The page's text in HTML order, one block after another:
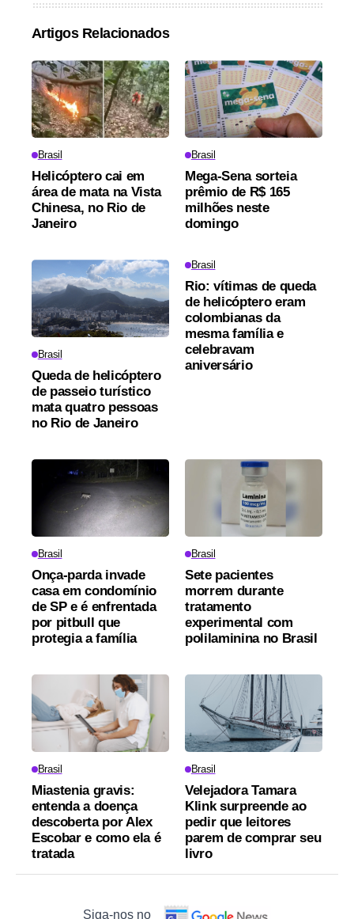
Artigos Relacionados
Brasil
Helicóptero cai em
área de mata na Vista
Chinesa, no Rio de
Janeiro
Brasil
Mega-Sena sorteia
prêmio de R$ 165
milhões neste
domingo
Brasil
Queda de helicóptero
de passeio turístico
mata quatro pessoas
no Rio de Janeiro
Brasil
Rio: vítimas de queda
de helicóptero eram
colombianas da
mesma família e
celebravam
aniversário
Brasil
Onça-parda invade
casa em condomínio
de SP e é enfrentada
por pitbull que
protegia a família
Brasil
Sete pacientes
morrem durante
tratamento
experimental com
polilaminina no Brasil
Brasil
Miastenia gravis:
entenda a doença
descoberta por Alex
Escobar e como ela é
tratada
Brasil
Velejadora Tamara
Klink surpreende ao
pedir que leitores
parem de comprar seu
livro
Siga-nos no